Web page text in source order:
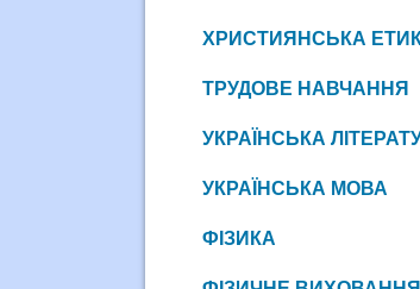
ХРИСТИЯНСЬКА
ТРУДОВЕ НАВЧАННЯ
УКРАЇНСЬКА
УКРАЇНСЬКА МОВА
ФІЗИКА